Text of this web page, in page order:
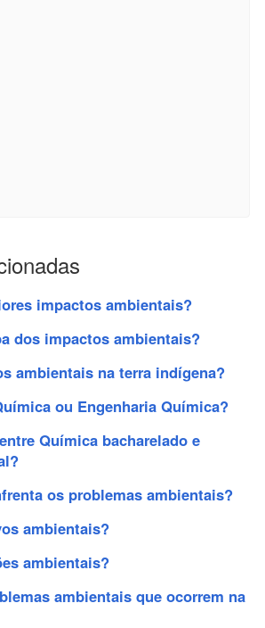
impactos ambientais?
dos impactos ambientais?
ambientais na terra indígena?
ou Engenharia Química?
Química bacharelado e
os problemas ambientais?
ambientais?
ambientais?
ambientais que ocorrem na